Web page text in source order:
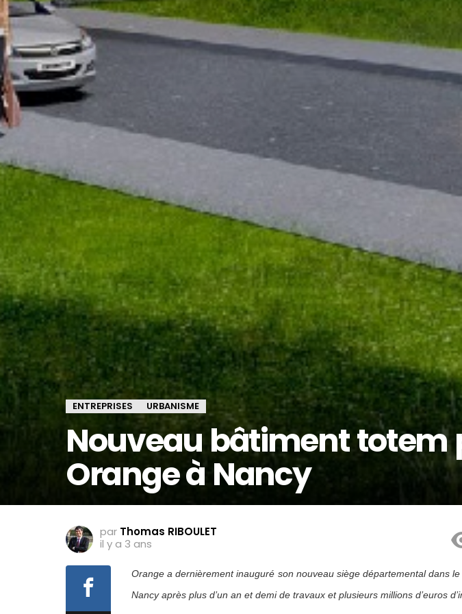
ENTREPRISES URBANISME
Nouveau bâtiment totem
Orange à Nancy
par Thomas RIBOULET
il y a 3 ans
Orange a dernièrement inauguré son nouveau siège départemental dans
Nancy après plus d’un an et demi de travaux et plusieurs millions d’euros